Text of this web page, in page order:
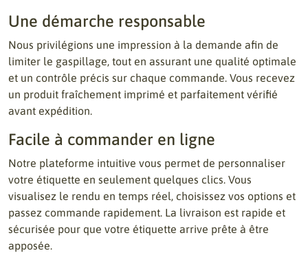
Une démarche responsable
Nous privilégions une impression à la demande afin de
limiter le gaspillage, tout en assurant une qualité optimale
et un contrôle précis sur chaque commande. Vous recevez
un produit fraîchement imprimé et parfaitement vérifié
avant expédition.
Facile à commander en ligne
Notre plateforme intuitive vous permet de personnaliser
votre étiquette en seulement quelques clics. Vous
visualisez le rendu en temps réel, choisissez vos options et
passez commande rapidement. La livraison est rapide et
sécurisée pour que votre étiquette arrive prête à être
apposée.